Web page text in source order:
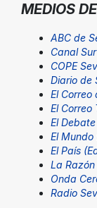
MEDIOS
ABC de
Canal Sur
COPE
Diario de
El Correo
El Correo
El Debate
El Mundo
El País
La Razón
Onda
Radio